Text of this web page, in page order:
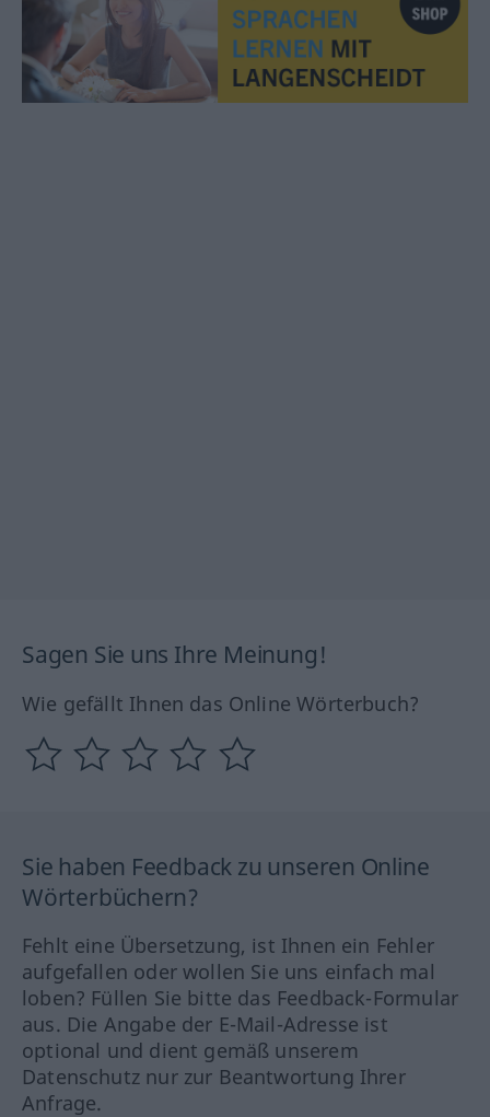
Sagen Sie uns Ihre Meinung!
Wie gefällt Ihnen das Online Wörterbuch?
Sie haben Feedback zu unseren Online
Wörterbüchern?
Fehlt eine Übersetzung, ist Ihnen ein Fehler
aufgefallen oder wollen Sie uns einfach mal
loben? Füllen Sie bitte das Feedback-Formular
aus. Die Angabe der E-Mail-Adresse ist
optional und dient gemäß unserem
Datenschutz nur zur Beantwortung Ihrer
Anfrage.